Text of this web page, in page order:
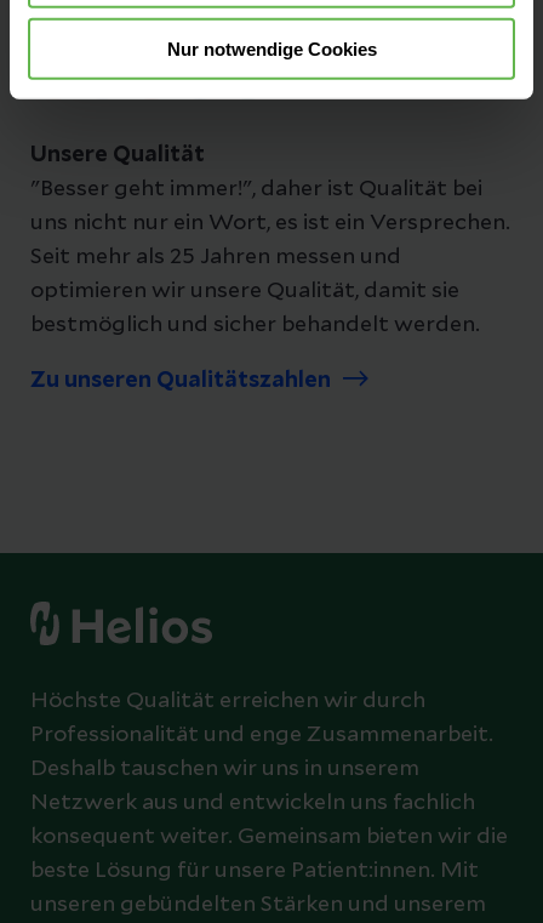
Nur notwendige Cookies
Folgen Sie uns
Unsere Qualität
"Besser geht immer!", daher ist Qualität bei
uns nicht nur ein Wort, es ist ein Versprechen.
Seit mehr als 25 Jahren messen und
optimieren wir unsere Qualität, damit sie
bestmöglich und sicher behandelt werden.
Zu unseren Qualitätszahlen
Höchste Qualität erreichen wir durch
Professionalität und enge Zusammenarbeit.
Deshalb tauschen wir uns in unserem
Netzwerk aus und entwickeln uns fachlich
konsequent weiter. Gemeinsam bieten wir die
beste Lösung für unsere Patient:innen. Mit
unseren gebündelten Stärken und unserem